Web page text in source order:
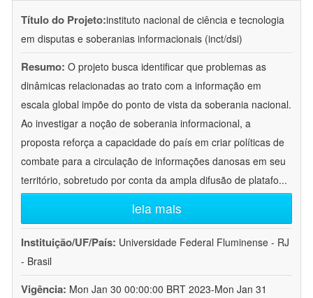
Título do Projeto:instituto nacional de ciência e tecnologia
em disputas e soberanias informacionais (inct/dsi)
Resumo: O projeto busca identificar que problemas as
dinâmicas relacionadas ao trato com a informação em
escala global impõe do ponto de vista da soberania nacional.
Ao investigar a noção de soberania informacional, a
proposta reforça a capacidade do país em criar políticas de
combate para a circulação de informações danosas em seu
território, sobretudo por conta da ampla difusão de platafo...
leia mais
Instituição/UF/País: Universidade Federal Fluminense - RJ
- Brasil
Vigência: Mon Jan 30 00:00:00 BRT 2023-Mon Jan 31